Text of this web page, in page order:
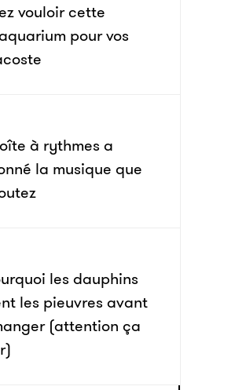
vouloir cette
pour vos
à rythmes a
la musique que
les dauphins
les pieuvres avant
(attention ça